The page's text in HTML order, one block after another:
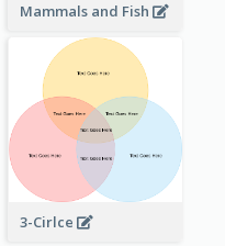
Mammals and Fish
3-Cirlce